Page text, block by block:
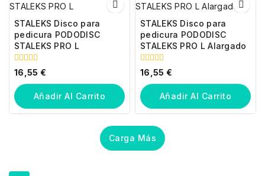
STALEKS Disco para
pedicura PODODISC
STALEKS PRO L
0
fuera
de
5
16,55 €
Añadir Al Carrito
STALEKS Disco para
pedicura PODODISC
STALEKS PRO L Alargado
0
fuera
de
5
16,55 €
Añadir Al Carrito
Carga Más